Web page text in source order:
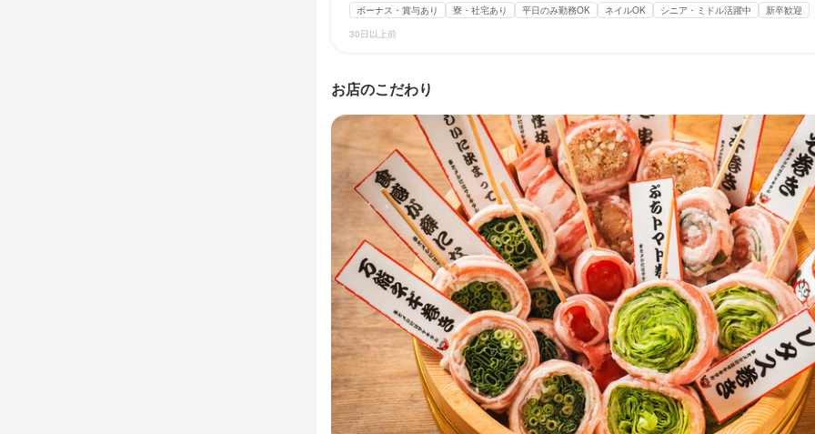
ボーナス・賞与あり 寮・社宅あり 平日のみ勤務OK ネイルOK シニア・ミドル活躍中
新卒歓迎
30日以上前
お店のこだわり
髪型自由
服装自由 ひげOK ネイルOK ピアスOK
学歴不問 未経験者歓迎
シニア・ミドル活躍中
女性活躍中 ブランクOK オープニングスタッフ募集
駅チカ(徒歩5分以内)
スタッフの平均年齢20代
採用予定10名以上 応募者全員と面接 面接1回
仕事内容
当店の店長候補・マネージャーとして、まずは接客やホール業務を中心に、店舗運
んでいただきます。お客様のご案内やオーダー受付、料理やドリンクの提供、会計、
片付けなど、現場の業務を一通り経験していただきます。
1日の平均的な接客組数は10～20組程度ですので、無理のない範囲で業務を進めてい
ピークタイムでもスタッフ同士で連携しながら業務を分担し、チームワークを大切
ので、初めての方でも安心して働けます。
入社後は店長候補として段階的に業務を覚えていただきます。本部によるフォロー体
おり、マニュアルや定期的な研修を通じて着実にスキルアップできる環境です。分か